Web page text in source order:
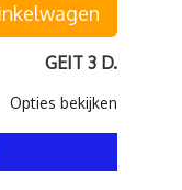
GEIT 3 D.
Opties bekijken